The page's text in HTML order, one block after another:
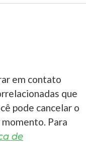
em contato
que
pode cancelar o
Para
de